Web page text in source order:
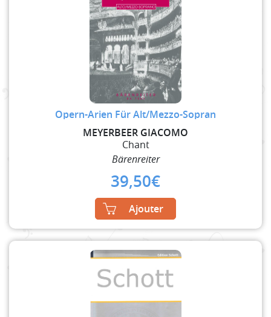
Opern-Arien Für Alt/Mezzo-Sopran
MEYERBEER GIACOMO
Chant
Bärenreiter
39,50€
Ajouter